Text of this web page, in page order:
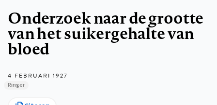
Onderzoek naar de grootte
van het suikergehalte van
bloed
4 FEBRUARI 1927
Ringer